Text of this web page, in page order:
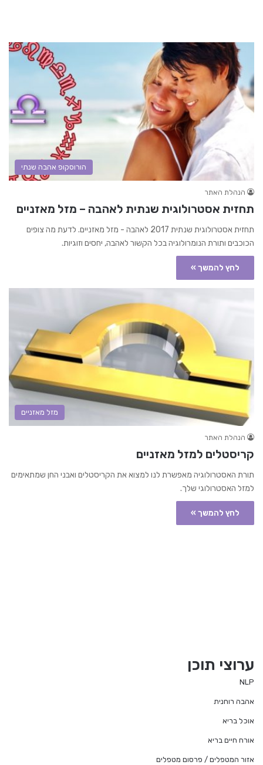
הורוסקופ אהבה שנתי
הנהלת האתר
תחזית אסטרולוגית שנתית לאהבה – מזל מאזניים
תחזית אסטרולוגית שנתית 2017 לאהבה - מזל מאזניים. לדעת מה צופים
הכוכבים ותורת הנומרולוגיה בכל הקשור לאהבה, יחסים וזוגיות.
לחץ להמשך »
מזל מאזניים
הנהלת האתר
קריסטלים למזל מאזניים
תורת האסטרולוגיה מאפשרת לנו למצוא את הקריסטלים ואבני החן שמתאימים
למזל האסטרולוגי שלך.
לחץ להמשך »
ערוצי תוכן
NLP
אהבה רוחנית
אוכל בריא
אורח חיים בריא
אזור המטפלים / פרסום מטפלים